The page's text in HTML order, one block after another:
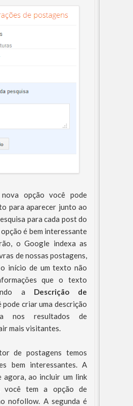
nova opção você pode
para aparecer junto ao
para cada post do
é bem interessante
o Google indexa as
de nossas postagens,
o início de um texto não
que o texto
a Descrição de
pode criar uma descrição
nos resultados de
mais visitantes.
de postagens temos
bem interessantes. A
agora, ao incluir um link
você tem a opção de
nofollow. A segunda é